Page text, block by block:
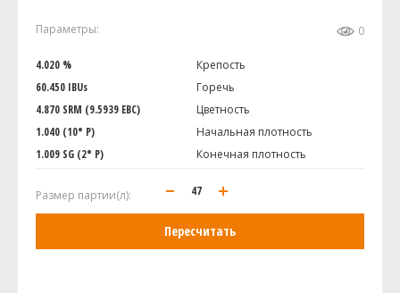
Параметры: 0
4.020 %
Крепость
60.450 IBUs
Горечь
4.870 SRM (9.5939 EBC)
Цветность
1.040 (10° P)
Начальная плотность
1.009 SG (2° P)
Конечная плотность
Размер партии(л):
Пересчитать